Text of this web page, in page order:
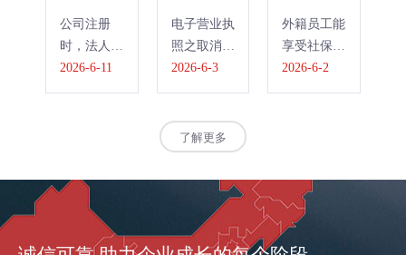
公司注册
时，法人需
要在线下做
什么流程
2026-6-11
电子营业执
照之取消
【授权他人
管理执照】
2026-6-3
外籍员工能
享受社保公
积金的个税
扣除吗？关
2026-6-2
了解更多